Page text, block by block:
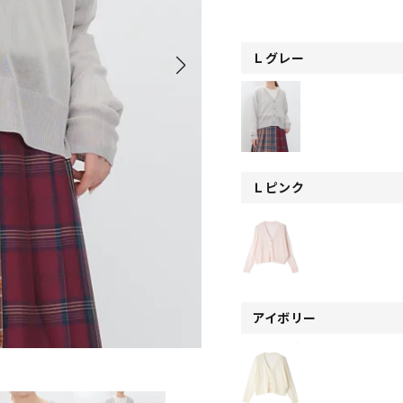
Ｌグレー
Ｌピンク
アイボリー